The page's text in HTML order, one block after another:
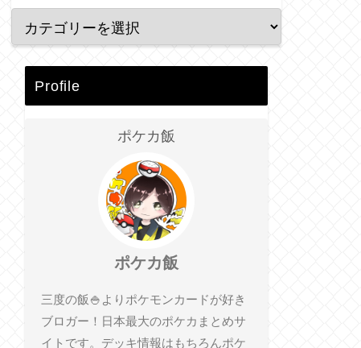
Profile
ポケカ飯
ポケカ飯
三度の飯🍚よりポケモンカードが好き
ブロガー！日本最大のポケカまとめサ
イトです。デッキ情報はもちろんポケ